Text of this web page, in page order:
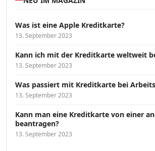
Was ist eine Apple Kreditkarte?
13. September 2023
Kann ich mit der Kreditkarte weltweit
13. September 2023
Was passiert mit Kreditkarte bei
13. September 2023
Kann man eine Kreditkarte von einer
beantragen?
13. September 2023